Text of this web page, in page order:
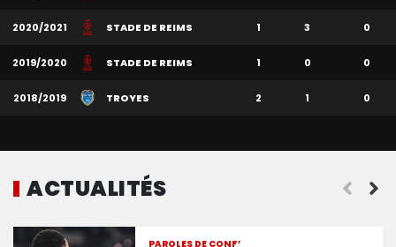
2020/2021 STADE DE REIMS 1 3 0
2019/2020 STADE DE REIMS 1 0 0
2018/2019 TROYES 2 1 0
ACTUALITÉS
PAROLES DE CONF’
« Premiers pas »